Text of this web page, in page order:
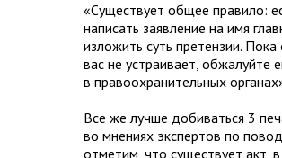
«Существует общее правило:
написать заявление на имя
изложить суть претензии.
вас не устраивает, обжалуйте
в правоохранительных
Все же лучше добиваться 3
во мнениях экспертов по
отметим, что существует акт,